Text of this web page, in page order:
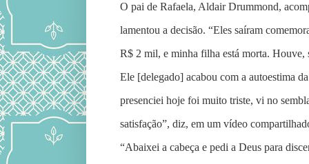
O pai de Rafaela, Aldair Drummond,
lamentou a decisão. “Eles saíram
R$ 2 mil, e minha filha está morta. Houve,
Ele [delegado] acabou com a autoestima
presenciei hoje foi muito triste, vi no
satisfação”, diz, em um vídeo
“Abaixei a cabeça e pedi a Deus para